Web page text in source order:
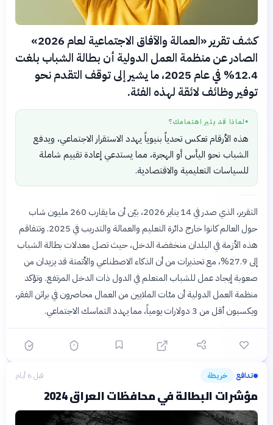
كشف تقرير «العمالة والآفاق الاجتماعية لعام 2026»
الصادر عن منظمة العمل الدولية أن بطالة الشباب بلغت
12.4% في عام 2025، ما يشير إلى توقف التقدم نحو
توفير وظائف لائقة لهذه الفئة.
● لماذا قد يثير اهتمامك؟
هذه الأرقام تعكس تحدياً بنيوياً يهدد الاستقرار الاجتماعي، ويدفع
الشباب نحو اليأس أو الهجرة، مما يستدعي إعادة تقييم شاملة
للسياسات التعليمية والاقتصادية.
التقرير، الذي صدر في 14 يناير 2026، بيّن أن ما يقارب 260 مليون شاب
حول العالم كانوا خارج دائرة التعليم والعمالة والتدريب في 2025. وتتفاقم
هذه الأزمة في البلدان منخفضة الدخل، حيث تصل معدلات بطالة الشباب
إلى 27.9%، مع تحذيرات من أن الذكاء الاصطناعي والأتمتة قد يزيدان من
صعوبة إيجاد عمل للشباب المتعلم في الدول ذات الدخل المرتفع. وتؤكد
منظمة العمل الدولية أن مئات الملايين من العمال محاصرون في براثن الفقر،
ويكسبون أقل من 3 دولارات يومياً، مما يهدد التماسك الاجتماعي.
تدافع› خريطة قبل 6 أيام
مؤشرات البطالة في محافظات العراق 2024